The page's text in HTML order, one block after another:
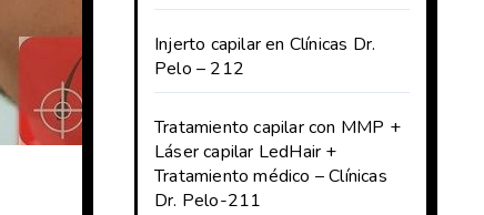
Injerto capilar en Clínicas Dr.
Pelo – 212
Tratamiento capilar con MMP +
Láser capilar LedHair +
Tratamiento médico – Clínicas
Dr. Pelo-211